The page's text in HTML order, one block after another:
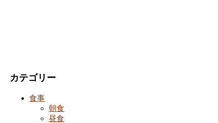
カテゴリー
食事
朝食
昼食